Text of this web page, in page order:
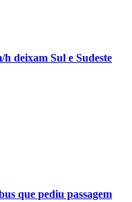
deixam Sul e Sudeste
que pediu passagem